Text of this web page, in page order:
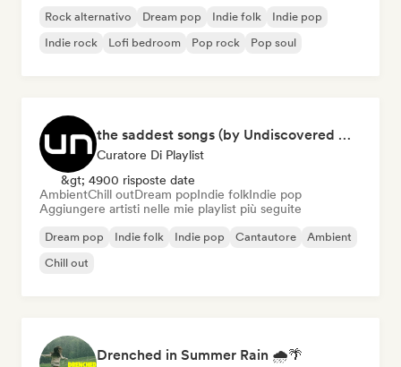
Rock alternativo Dream pop Indie folk
Indie pop
Indie rock
Lofi bedroom Pop rock Pop soul
the saddest songs (by Undiscovered Music)
Curatore Di Playlist
&gt; 4900 risposte date
AmbientChill outDream popIndie folkIndie pop
Aggiungere artisti nelle mie playlist più seguite
Dream pop Indie folk Indie pop Cantautore
Ambient
Chill out
Drenched in Summer Rain 🌧️🌴